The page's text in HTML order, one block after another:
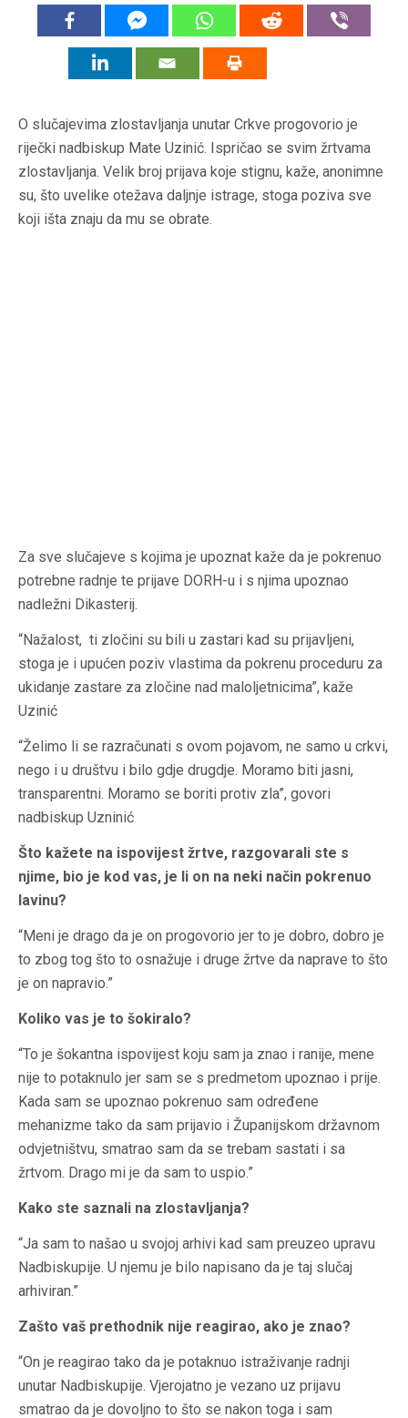
O slučajevima zlostavljanja unutar Crkve progovorio je
riječki nadbiskup Mate Uzinić. Ispričao se svim žrtvama
zlostavljanja. Velik broj prijava koje stignu, kaže, anonimne
su, što uvelike otežava daljnje istrage, stoga poziva sve
koji išta znaju da mu se obrate.
Za sve slučajeve s kojima je upoznat kaže da je pokrenuo
potrebne radnje te prijave DORH-u i s njima upoznao
nadležni Dikasterij.
“Nažalost, ti zločini su bili u zastari kad su prijavljeni,
stoga je i upućen poziv vlastima da pokrenu proceduru za
ukidanje zastare za zločine nad maloljetnicima”, kaže
Uzinić
“Želimo li se razračunati s ovom pojavom, ne samo u crkvi,
nego i u društvu i bilo gdje drugdje. Moramo biti jasni,
transparentni. Moramo se boriti protiv zla”, govori
nadbiskup Uzninić
Što kažete na ispovijest žrtve, razgovarali ste s
njime, bio je kod vas, je li on na neki način pokrenuo
lavinu?
“Meni je drago da je on progovorio jer to je dobro, dobro je
to zbog tog što to osnažuje i druge žrtve da naprave to što
je on napravio.”
Koliko vas je to šokiralo?
“To je šokantna ispovijest koju sam ja znao i ranije, mene
nije to potaknulo jer sam se s predmetom upoznao i prije.
Kada sam se upoznao pokrenuo sam određene
mehanizme tako da sam prijavio i Županijskom državnom
odvjetništvu, smatrao sam da se trebam sastati i sa
žrtvom. Drago mi je da sam to uspio.”
Kako ste saznali na zlostavljanja?
“Ja sam to našao u svojoj arhivi kad sam preuzeo upravu
Nadbiskupije. U njemu je bilo napisano da je taj slučaj
arhiviran.”
Zašto vaš prethodnik nije reagirao, ako je znao?
“On je reagirao tako da je potaknuo istraživanje radnji
unutar Nadbiskupije. Vjerojatno je vezano uz prijavu
smatrao da je dovoljno to što se nakon toga i sam